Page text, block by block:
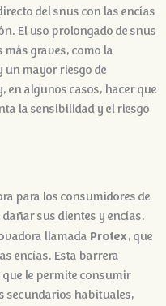
del snus con las encías
El uso prolongado de snus
graves, como la
un mayor riesgo de
en algunos casos, hacer que
la sensibilidad y el riesgo
para los consumidores de
sus dientes y encías.
llamada Protex, que
encías. Esta barrera
le permite consumir
secundarios habituales,